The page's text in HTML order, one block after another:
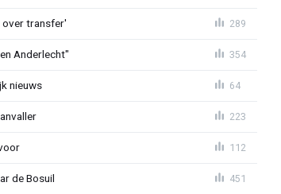
over transfer' 289
Anderlecht" 354
nieuws 64
223
112
de Bosuil 451